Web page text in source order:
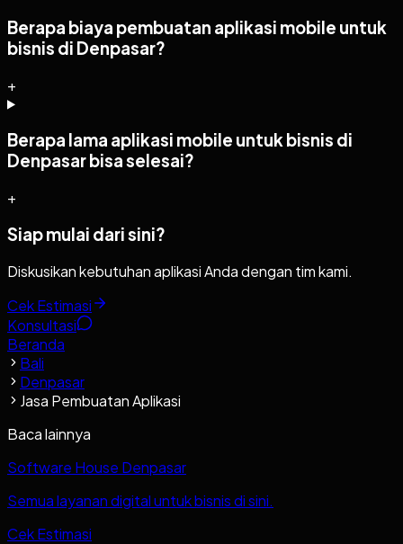
Berapa biaya pembuatan aplikasi mobile untuk
bisnis di Denpasar?
+
Berapa lama aplikasi mobile untuk bisnis di
Denpasar bisa selesai?
+
Siap mulai dari sini?
Diskusikan kebutuhan aplikasi Anda dengan tim kami.
Cek Estimasi
Konsultasi
Beranda
Bali
Denpasar
Jasa Pembuatan Aplikasi
Baca lainnya
Software House Denpasar
Semua layanan digital untuk bisnis di sini.
Cek Estimasi